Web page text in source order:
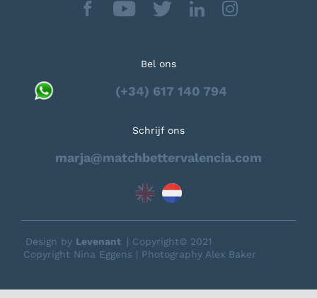
Bel ons
(+34) 617 140 794
Schrijf ons
marja@matchbettervalencia.com
Design by Levenant | Copyright© 2021
Copyright Nina Eggens | Photography Alex Baker